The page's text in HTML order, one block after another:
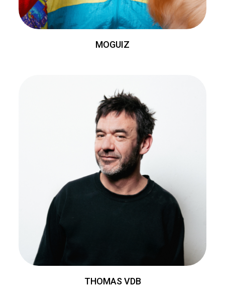
MOGUIZ
THOMAS VDB